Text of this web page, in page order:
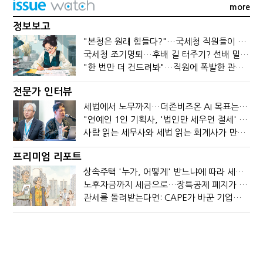
more
정보보고
"본청은 원래 힘들다?"…국세청 직원들이 떠나는 이유
국세청 조기명퇴…후배 길 터주기? 선배 밀어내기?
"한 번만 더 건드려봐"…직원에 폭발한 관세청장, 왜?
전문가 인터뷰
세법에서 노무까지…더존비즈온 AI 목표는 '전문가의 시간'
"연예인 1인 기획사, '법인만 세우면 절세' 시대 끝났다"
사람 읽는 세무사와 세법 읽는 회계사가 만나면?
프리미엄 리포트
상속주택 '누가, 어떻게' 받느냐에 따라 세금이 달라진다
노후자금까지 세금으로…장특공제 폐지가 부를 조세의 역설
관세를 돌려받는다면: CAPE가 바꾼 기업의 현금흐름